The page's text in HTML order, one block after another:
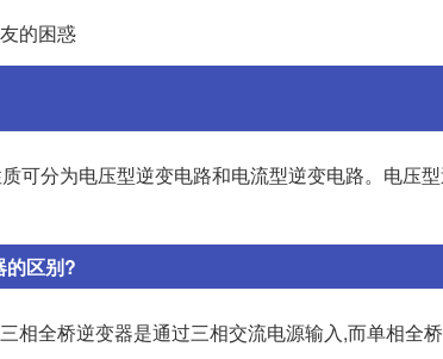
的困惑
可分为电压型逆变电路和电流型逆变电路。电压
的区别?
相全桥逆变器是通过三相交流电源输入,而单相全